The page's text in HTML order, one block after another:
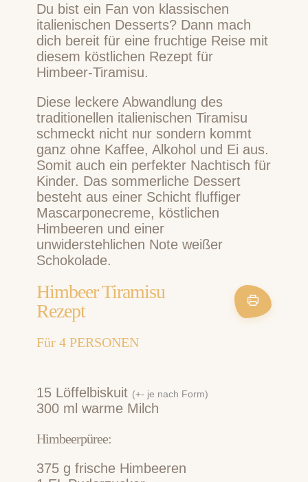
Du bist ein Fan von klassischen
italienischen Desserts? Dann mach
dich bereit für eine fruchtige Reise mit
diesem köstlichen Rezept für
Himbeer-Tiramisu.
Diese leckere Abwandlung des
traditionellen italienischen Tiramisu
schmeckt nicht nur sondern kommt
ganz ohne Kaffee, Alkohol und Ei aus.
Somit auch ein perfekter Nachtisch für
Kinder. Das sommerliche Dessert
besteht aus einer Schicht fluffiger
Mascarponecreme, köstlichen
Himbeeren und einer
unwiderstehlichen Note weißer
Schokolade.
Himbeer Tiramisu
Rezept
Für 4 PERSONEN
15 Löffelbiskuit (+- je nach Form)
300 ml warme Milch
Himbeerpüree:
375 g frische Himbeeren